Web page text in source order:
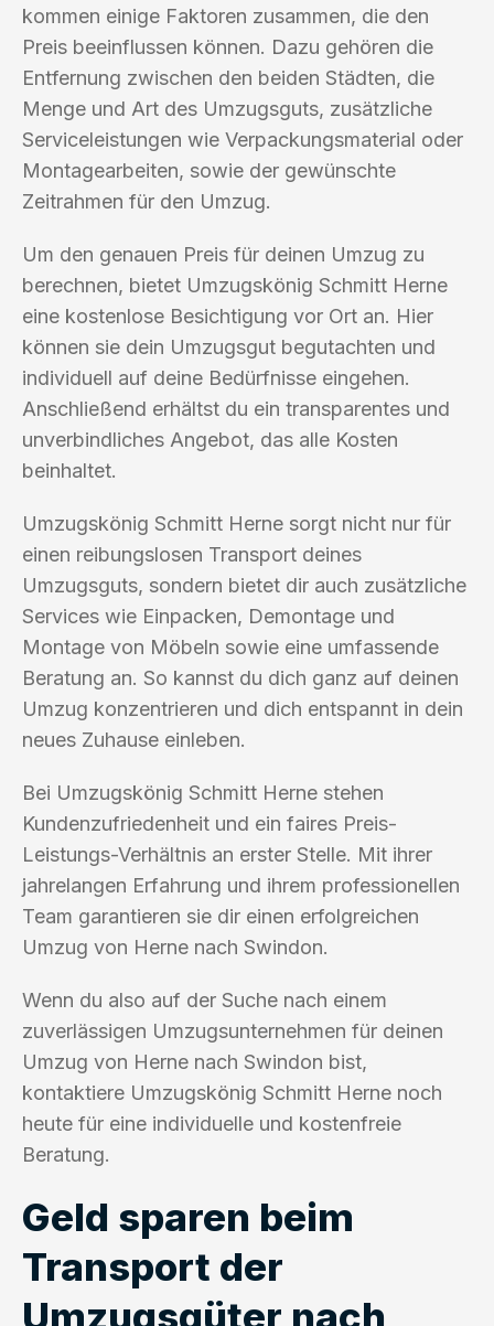
kommen einige Faktoren zusammen, die den
Preis beeinflussen können. Dazu gehören die
Entfernung zwischen den beiden Städten, die
Menge und Art des Umzugsguts, zusätzliche
Serviceleistungen wie Verpackungsmaterial oder
Montagearbeiten, sowie der gewünschte
Zeitrahmen für den Umzug.
Um den genauen Preis für deinen Umzug zu
berechnen, bietet Umzugskönig Schmitt Herne
eine kostenlose Besichtigung vor Ort an. Hier
können sie dein Umzugsgut begutachten und
individuell auf deine Bedürfnisse eingehen.
Anschließend erhältst du ein transparentes und
unverbindliches Angebot, das alle Kosten
beinhaltet.
Umzugskönig Schmitt Herne sorgt nicht nur für
einen reibungslosen Transport deines
Umzugsguts, sondern bietet dir auch zusätzliche
Services wie Einpacken, Demontage und
Montage von Möbeln sowie eine umfassende
Beratung an. So kannst du dich ganz auf deinen
Umzug konzentrieren und dich entspannt in dein
neues Zuhause einleben.
Bei Umzugskönig Schmitt Herne stehen
Kundenzufriedenheit und ein faires Preis-
Leistungs-Verhältnis an erster Stelle. Mit ihrer
jahrelangen Erfahrung und ihrem professionellen
Team garantieren sie dir einen erfolgreichen
Umzug von Herne nach Swindon.
Wenn du also auf der Suche nach einem
zuverlässigen Umzugsunternehmen für deinen
Umzug von Herne nach Swindon bist,
kontaktiere Umzugskönig Schmitt Herne noch
heute für eine individuelle und kostenfreie
Beratung.
Geld sparen beim
Transport der
Umzugsgüter nach